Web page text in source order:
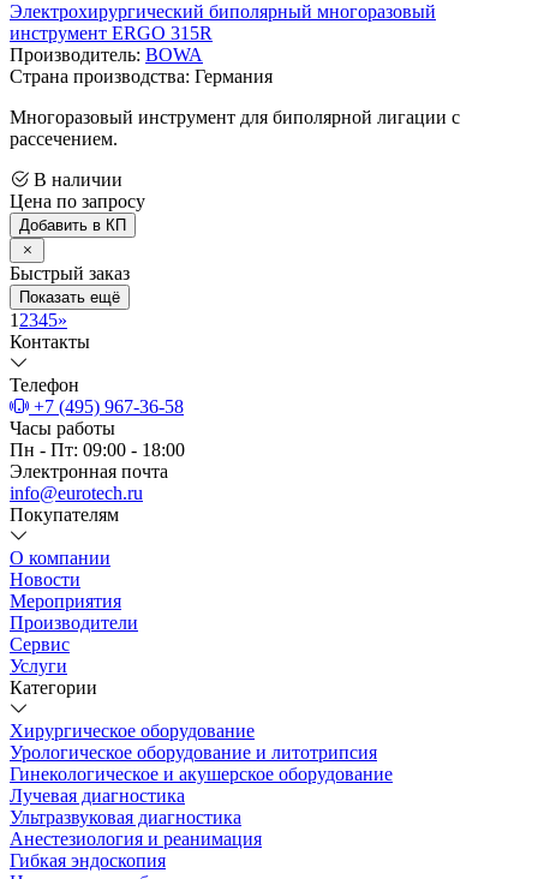
Электрохирургический биполярный многоразовый
инструмент ERGO 315R
Производитель: BOWA
Страна производства: Германия
Многоразовый инструмент для биполярной лигации с
рассечением.
В наличии
Цена по запросу
Добавить в КП
Быстрый заказ
Показать ещё
1 2345»
Контакты
Телефон
+7 (495) 967-36-58
Часы работы
Пн - Пт: 09:00 - 18:00
Электронная почта
info@eurotech.ru
Покупателям
О компании
Новости
Мероприятия
Производители
Сервис
Услуги
Категории
Хирургическое оборудование
Урологическое оборудование и литотрипсия
Гинекологическое и акушерское оборудование
Лучевая диагностика
Ультразвуковая диагностика
Анестезиология и реанимация
Гибкая эндоскопия